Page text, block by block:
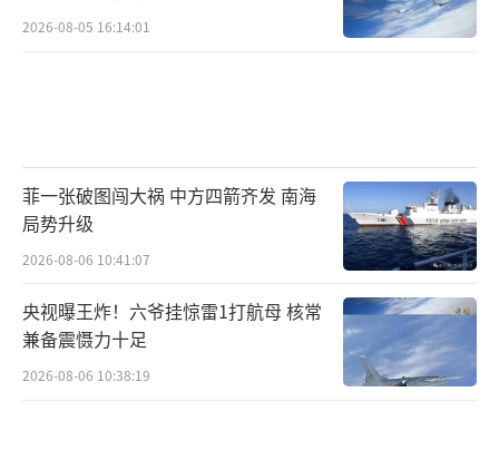
中国外交部明确表态，坚决反对一切形式
胁，以和平大局为重。同时，中国积极推动联
合国、上海合作组织等多边平台发挥作用，为
印巴双方搭建对话桥梁，促进双方通过对话协
商解决分歧。
在军事方面，尽管中国不会轻易直接介入
冲突，但可以通过加强边境地区的军事部署，
展示坚定维护国家主权和地区和平的决心，对
2026-08-05 16:14:01
菲一张破图闯大祸 中方四箭齐发 南海
局势升级
2026-08-06 10:41:07
央视曝王炸！六爷挂惊雷1打航母 核常
兼备震慑力十足
2026-08-06 10:38:19